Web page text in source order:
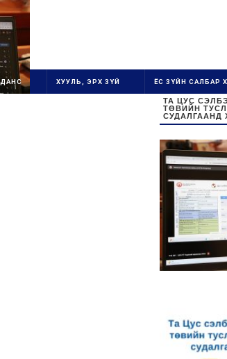
Ажиллах цаг:
Даваа-Баасан 08:30-16:30
Цус цуглуулах цаг: 08:30-
Бямба, Ням гарагт амарна.
ХУУЛЬ, ЭРХ ЗҮЙ ЁС ЗҮЙН САЛБАР
ТА ЦУС
ТӨВИЙН
СУДАЛГААНД